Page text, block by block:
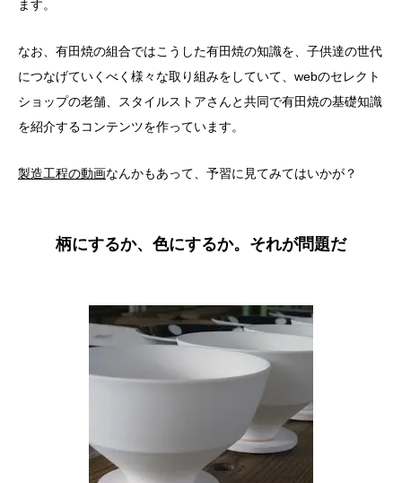
ます。
なお、有田焼の組合ではこうした有田焼の知識を、子供達の世代
につなげていくべく様々な取り組みをしていて、webのセレクト
ショップの老舗、スタイルストアさんと共同で有田焼の基礎知識
を紹介するコンテンツを作っています。
製造工程の動画なんかもあって、予習に見てみてはいかが？
柄にするか、色にするか。それが問題だ